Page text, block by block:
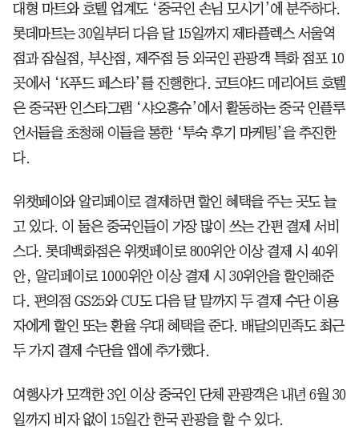
대형 마트와 호텔 업계도 ‘중국인 손님 모시기’에 분주하다.
롯데마트는 30일부터 다음 달 15일까지 제타플렉스 서울역
점과 잠실점, 부산점, 제주점 등 외국인 관광객 특화 점포 10
곳에서 ‘K푸드 페스타’를 진행한다. 코트야드 메리어트 호텔
은 중국판 인스타그램 ‘샤오홍슈’에서 활동하는 중국 인플루
언서들을 초청해 이들을 통한 ‘투숙 후기 마케팅’을 추진한
다.
위챗페이와 알리페이로 결제하면 할인 혜택을 주는 곳도 늘
고 있다. 이 둘은 중국인들이 가장 많이 쓰는 간편 결제 서비
스다. 롯데백화점은 위챗페이로 800위안 이상 결제 시 40위
안, 알리페이로 1000위안 이상 결제 시 30위안을 할인해준
다. 편의점 GS25와 CU도 다음 달 말까지 두 결제 수단 이용
자에게 할인 또는 환율 우대 혜택을 준다. 배달의민족도 최근
두 가지 결제 수단을 앱에 추가했다.
여행사가 모객한 3인 이상 중국인 단체 관광객은 내년 6월 30
일까지 비자 없이 15일간 한국 관광을 할 수 있다.